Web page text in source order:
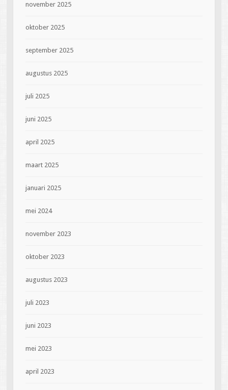
november 2025
oktober 2025
september 2025
augustus 2025
juli 2025
juni 2025
april 2025
maart 2025
januari 2025
mei 2024
november 2023
oktober 2023
augustus 2023
juli 2023
juni 2023
mei 2023
april 2023